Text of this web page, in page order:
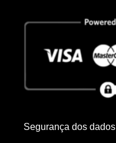
Segurança dos dados